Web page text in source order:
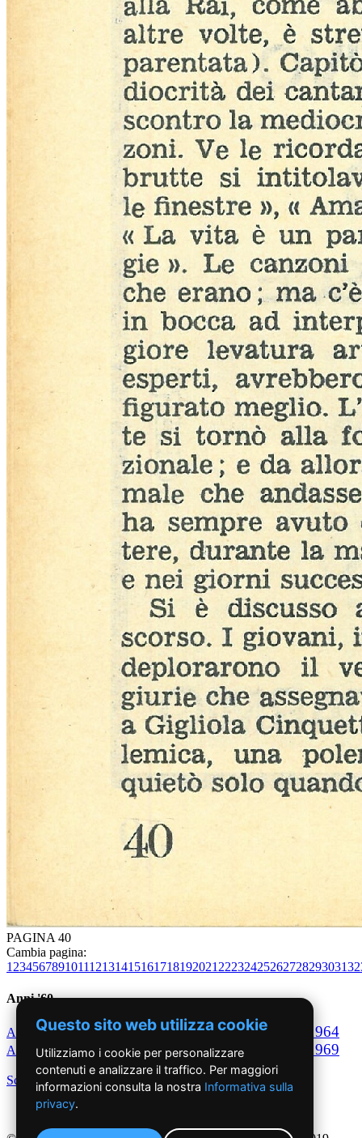
PAGINA 40
Cambia pagina:
1 23456789101112131415161718192021 2223242526272829303132
Anni '60
Anno1960Anno1961 Anno1962 Anno1963 1964
Anno 1965Anno1966 Anno1967Anno1968 1969
Scegli per decennio
Questo sito web utilizza cookie
Utilizziamo i cookie per personalizzare
contenuti e analizzare il traffico. Per maggiori
informazioni consulta la nostra Informativa sulla
privacy.